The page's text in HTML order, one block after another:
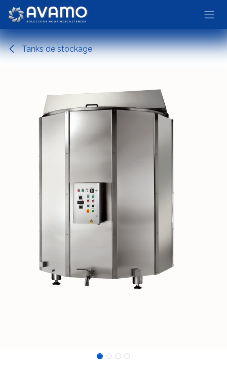
Se rendre au contenu
Tanks de stockage